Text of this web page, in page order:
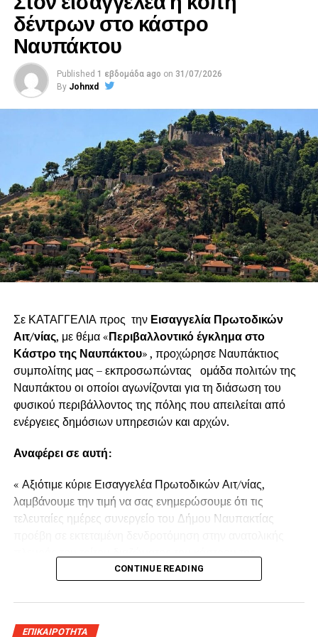
δέντρων στο κάστρο
Ναυπάκτου
Published 1 εβδομάδα ago on 31/07/2026
By Johnxd
Σε ΚΑΤΑΓΓΕΛΙΑ προς την Εισαγγελία Πρωτοδικών
Αιτ/νίας, με θέμα «Περιβαλλοντικό έγκλημα στο
Κάστρο της Ναυπάκτου» , προχώρησε Ναυπάκτιος
συμπολίτης μας – εκπροσωπώντας ομάδα πολιτών της
Ναυπάκτου οι οποίοι αγωνίζονται για τη διάσωση του
φυσικού περιβάλλοντος της πόλης που απειλείται από
ενέργειες δημόσιων υπηρεσιών και αρχών.
Αναφέρει σε αυτή:
« Αξιότιμε κύριε Εισαγγελέα Πρωτοδικών Αιτ/νίας,
λαμβάνουμε την τιμή να σας ενημερώσουμε ότι τις
τελευταίες ημέρες συνεργείο του Δήμου Ναυπακτίας
Ναυπάκτου πάνω από τη Ντάπια Τσαούς.
Παρόμοια ενέργεια πραγματοποιήθηκε και το Καλοκαίρι
CONTINUE READING
ΕΠΙΚΑΙΡΟΤΗΤΑ